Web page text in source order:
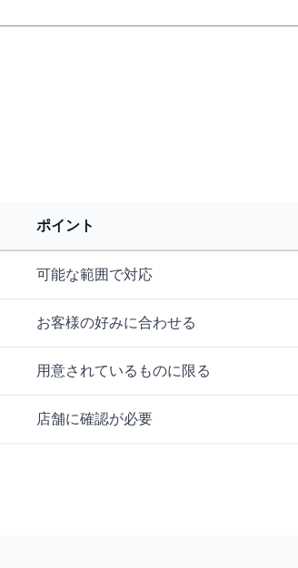
ポイント
可能な範囲で対応
お客様の好みに合わせる
用意されているものに限る
店舗に確認が必要